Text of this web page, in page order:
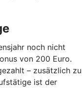
noch nicht
von 200 Euro.
– zusätzlich zu
ist der